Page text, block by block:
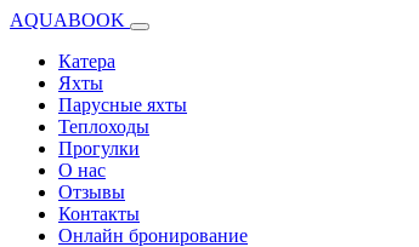
AQUABOOK
Катера
Яхты
Парусные яхты
Теплоходы
Прогулки
О нас
Отзывы
Контакты
Онлайн бронирование